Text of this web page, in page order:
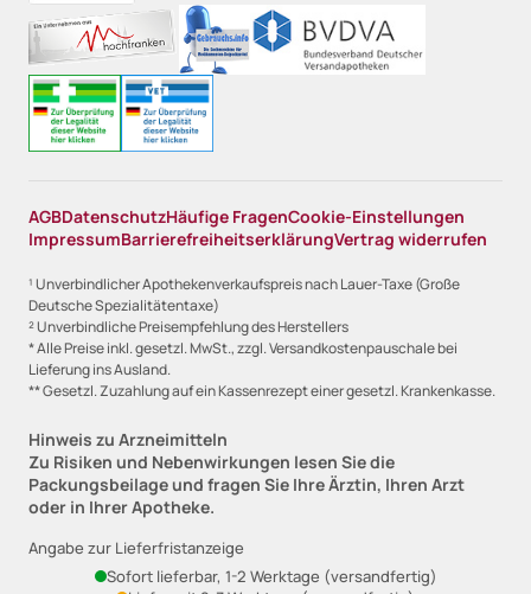
AGBDatenschutzHäufige FragenCookie-Einstellungen
ImpressumBarrierefreiheitserklärungVertrag widerrufen
¹ Unverbindlicher Apothekenverkaufspreis nach Lauer-Taxe (Große
Deutsche Spezialitätentaxe)
² Unverbindliche Preisempfehlung des Herstellers
* Alle Preise inkl. gesetzl. MwSt., zzgl. Versandkostenpauschale bei
Lieferung ins Ausland.
** Gesetzl. Zuzahlung auf ein Kassenrezept einer gesetzl. Krankenkasse.
Hinweis zu Arzneimitteln
Zu Risiken und Nebenwirkungen lesen Sie die
Packungsbeilage und fragen Sie Ihre Ärztin, Ihren Arzt
oder in Ihrer Apotheke.
Angabe zur Lieferfristanzeige
Sofort lieferbar, 1-2 Werktage (versandfertig)